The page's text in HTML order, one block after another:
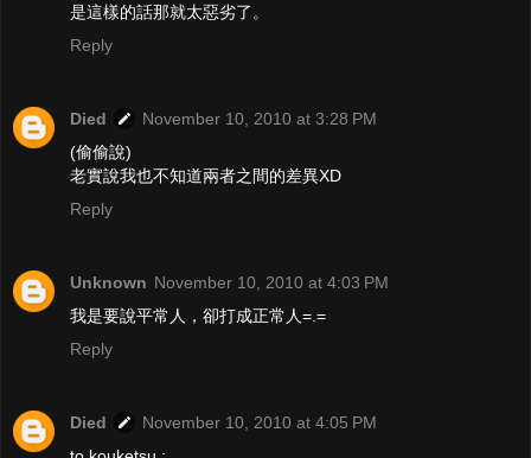
是這樣的話那就太惡劣了。
Reply
Died
November 10, 2010 at 3:28 PM
(偷偷說)
老實說我也不知道兩者之間的差異XD
Reply
Unknown November 10, 2010 at 4:03 PM
我是要說平常人，卻打成正常人=.=
Reply
Died
November 10, 2010 at 4:05 PM